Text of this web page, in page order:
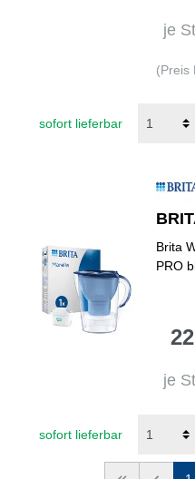
je
(Preis
sofort lieferbar
Brita
PRO
je
sofort lieferbar